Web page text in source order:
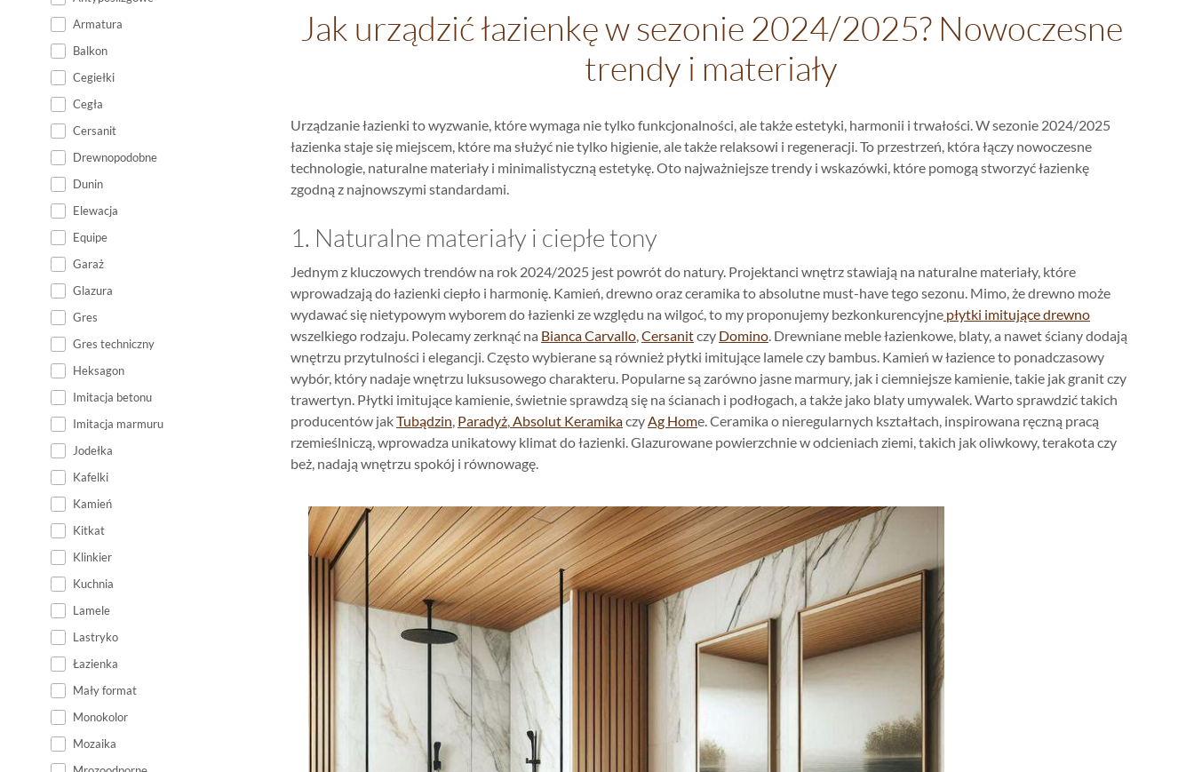
Armatura
Balkon
Cegiełki
Cegła
Cersanit
Drewnopodobne
Dunin
Elewacja
Equipe
Garaż
Glazura
Gres
Gres techniczny
Heksagon
Imitacja betonu
Imitacja marmuru
Jodełka
Kafelki
Kamień
Kitkat
Klinkier
Kuchnia
Lamele
Lastryko
Łazienka
Mały format
Monokolor
Mozaika
Jak urządzić łazienkę w sezonie 2024/2025? Nowoczesne
trendy i materiały
Urządzanie łazienki to wyzwanie, które wymaga nie tylko funkcjonalności, ale także estetyki, harmonii i trwałości. W sezonie 2024/2025
łazienka staje się miejscem, które ma służyć nie tylko higienie, ale także relaksowi i regeneracji. To przestrzeń, która łączy nowoczesne
technologie, naturalne materiały i minimalistyczną estetykę. Oto najważniejsze trendy i wskazówki, które pomogą stworzyć łazienkę
zgodną z najnowszymi standardami.
1. Naturalne materiały i ciepłe tony
Jednym z kluczowych trendów na rok 2024/2025 jest powrót do natury. Projektanci wnętrz stawiają na naturalne materiały, które
wprowadzają do łazienki ciepło i harmonię. Kamień, drewno oraz ceramika to absolutne must-have tego sezonu. Mimo, że drewno może
wydawać się nietypowym wyborem do łazienki ze względu na wilgoć, to my proponujemy bezkonkurencyjne płytki imitujące drewno
wszelkiego rodzaju. Polecamy zerknąć na Bianca Carvallo,Cersanitczy Domino. Drewniane meble łazienkowe, blaty, a nawet ściany dodają
wnętrzu przytulności i elegancji. Często wybierane są również płytki imitujące lamele czy bambus. Kamień w łazience to ponadczasowy
wybór, który nadaje wnętrzu luksusowego charakteru. Popularne są zarówno jasne marmury, jak i ciemniejsze kamienie, takie jak granit czy
trawertyn. Płytki imitujące kamienie, świetnie sprawdzą się na ścianach i podłogach, a także jako blaty umywalek. Warto sprawdzić takich
producentów jakTubądzin, Paradyż,Absolut KeramikaczyAg Home. Ceramika o nieregularnych kształtach, inspirowana ręczną pracą
rzemieślniczą, wprowadza unikatowy klimat do łazienki. Glazurowane powierzchnie w odcieniach ziemi, takich jak oliwkowy, terakota czy
beż, nadają wnętrzu spokój i równowagę.